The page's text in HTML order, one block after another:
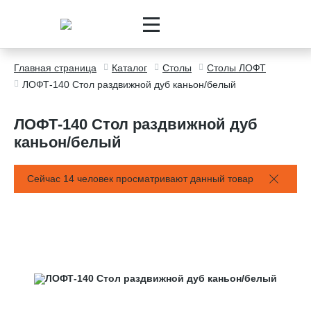
Главная страница Каталог Столы
Столы ЛОФТ
ЛОФТ-140 Стол раздвижной дуб каньон/белый
ЛОФТ-140 Стол раздвижной дуб
каньон/белый
Сейчас 14 человек просматривают данный товар